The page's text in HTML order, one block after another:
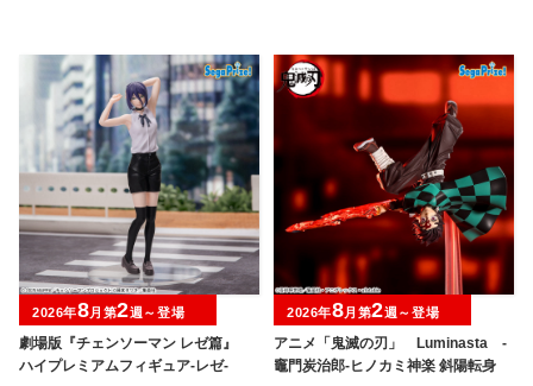
劇場版『チェンソーマン レゼ篇』
ハイプレミアムフィギュア‐レゼ‐
2026年8月第2週～登場
アニメ「鬼滅の刃」 Luminasta ‐
竈門炭治郎‐ヒノカミ神楽 斜陽転身
2026年8月第2週～登場